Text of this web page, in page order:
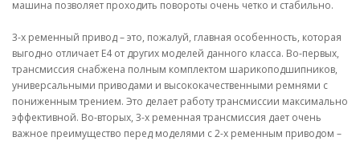
машина позволяет проходить повороты очень четко и стабильно.
3-х ременный привод – это, пожалуй, главная особенность, которая
выгодно отличает E4 от других моделей данного класса. Во-первых,
трансмиссия снабжена полным комплектом шарикоподшипников,
универсальными приводами и высококачественными ремнями с
пониженным трением. Это делает работу трансмиссии максимально
эффективной. Во-вторых, 3-х ременная трансмиссия дает очень
важное преимущество перед моделями с 2-х ременным приводом –